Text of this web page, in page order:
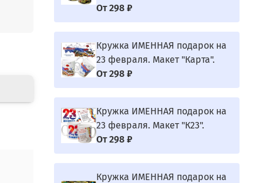
От 298 ₽
Кружка ИМЕННАЯ подарок на
23 февраля. Макет "Карта".
От 298 ₽
Кружка ИМЕННАЯ подарок на
23 февраля. Макет "К23".
От 298 ₽
Кружка ИМЕННАЯ подарок на